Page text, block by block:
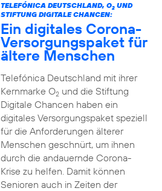
TELEFÓNICA DEUTSCHLAND, O2UND
STIFTUNG DIGITALE CHANCEN:
Ein digitales Corona-
Versorgungspaket für
ältere Menschen
Telefónica Deutschland mit ihrer
Kernmarke O2und die Stiftung
Digitale Chancen haben ein
digitales Versorgungspaket speziell
für die Anforderungen älterer
Menschen geschnürt, um ihnen
durch die andauernde Corona-
Krise zu helfen. Damit können
Senioren auch in Zeiten der